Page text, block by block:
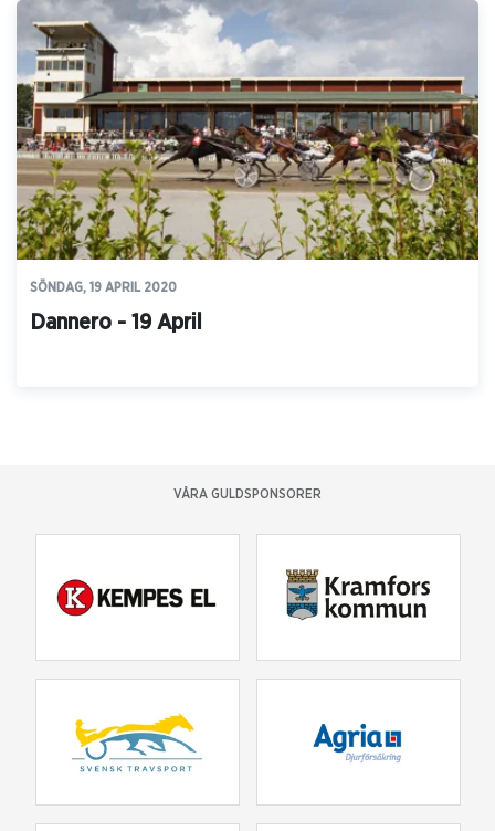
SÖNDAG, 19 APRIL 2020
Dannero - 19 April
VÅRA GULDSPONSORER